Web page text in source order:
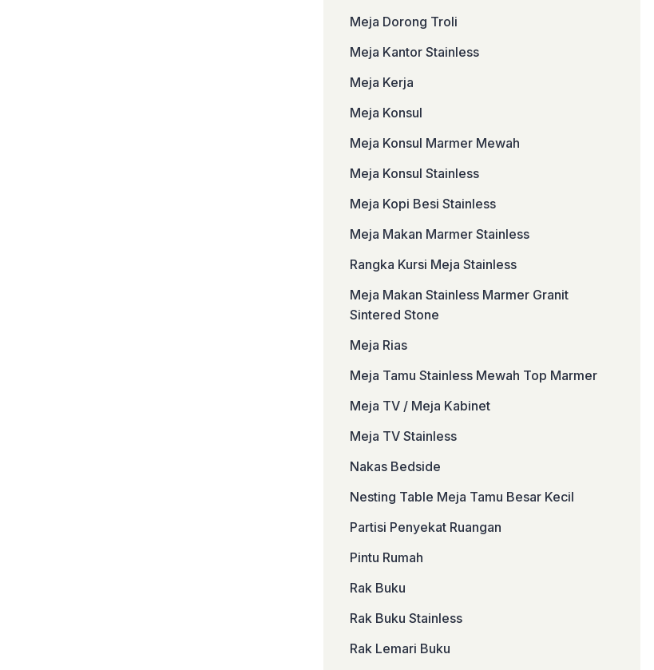
Meja Dorong Troli
Meja Kantor Stainless
Meja Kerja
Meja Konsul
Meja Konsul Marmer Mewah
Meja Konsul Stainless
Meja Kopi Besi Stainless
Meja Makan Marmer Stainless
Rangka Kursi Meja Stainless
Meja Makan Stainless Marmer Granit
Sintered Stone
Meja Rias
Meja Tamu Stainless Mewah Top Marmer
Meja TV / Meja Kabinet
Meja TV Stainless
Nakas Bedside
Nesting Table Meja Tamu Besar Kecil
Partisi Penyekat Ruangan
Pintu Rumah
Rak Buku
Rak Buku Stainless
Rak Lemari Buku